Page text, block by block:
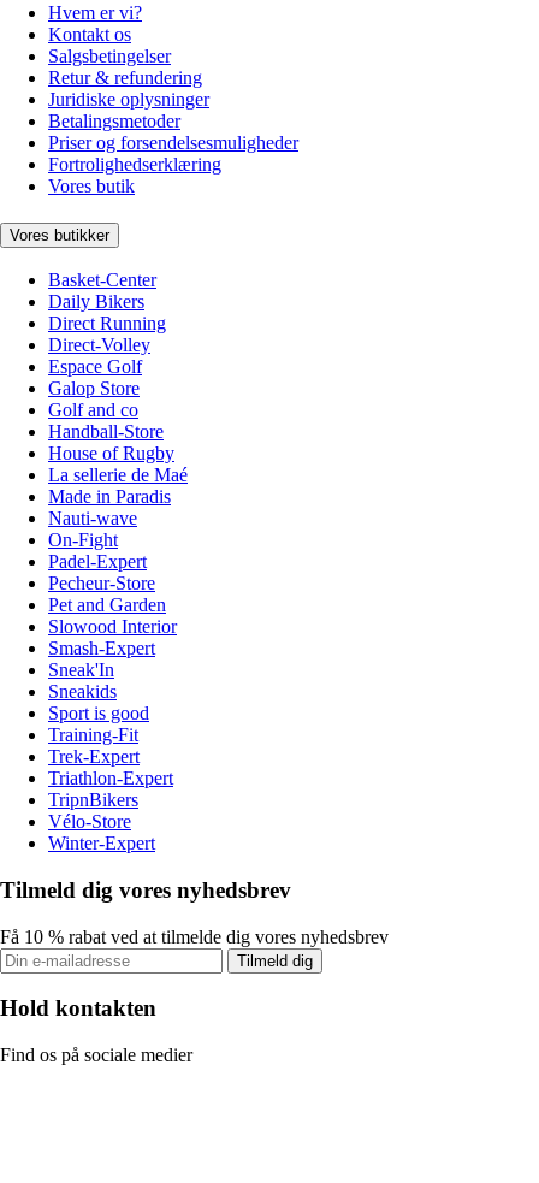
Hvem er vi?
Kontakt os
Salgsbetingelser
Retur & refundering
Juridiske oplysninger
Betalingsmetoder
Priser og forsendelsesmuligheder
Fortrolighedserklæring
Vores butik
Vores butikker
Basket-Center
Daily Bikers
Direct Running
Direct-Volley
Espace Golf
Galop Store
Golf and co
Handball-Store
House of Rugby
La sellerie de Maé
Made in Paradis
Nauti-wave
On-Fight
Padel-Expert
Pecheur-Store
Pet and Garden
Slowood Interior
Smash-Expert
Sneak'In
Sneakids
Sport is good
Training-Fit
Trek-Expert
Triathlon-Expert
TripnBikers
Vélo-Store
Winter-Expert
Tilmeld dig vores nyhedsbrev
Få 10 % rabat ved at tilmelde dig vores nyhedsbrev
Tilmeld dig
Hold kontakten
Find os på sociale medier